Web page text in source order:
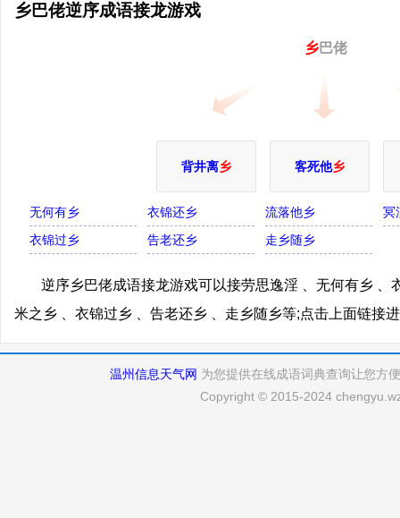
乡巴佬逆序成语接龙游戏
乡巴佬
背井离乡 客死他乡
无何有乡 衣锦还乡 流落他乡
冥
衣锦过乡
告老还乡 走乡随乡
逆序乡巴佬成语接龙游戏可以接劳思逸淫 、无何有乡 、
米之乡 、衣锦过乡 、告老还乡 、走乡随乡等;点击上面链接
温州信息天气网 为您提供在线成语词典查询让您方
Copyright © 2015-2024